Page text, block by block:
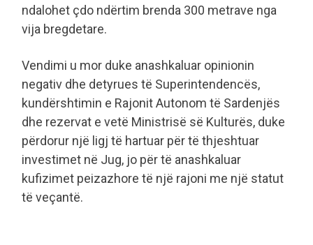
ndalohet çdo ndërtim brenda 300 metrave nga
vija bregdetare.
Vendimi u mor duke anashkaluar opinionin
negativ dhe detyrues të Superintendencës,
kundërshtimin e Rajonit Autonom të Sardenjës
dhe rezervat e vetë Ministrisë së Kulturës, duke
përdorur një ligj të hartuar për të thjeshtuar
investimet në Jug, jo për të anashkaluar
kufizimet peizazhore të një rajoni me një statut
të veçantë.